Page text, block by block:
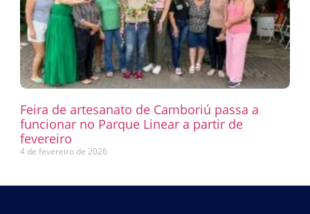
Feira de artesanato de Camboriú passa a
funcionar no Parque Linear a partir de
fevereiro
4 de fevereiro de 2026